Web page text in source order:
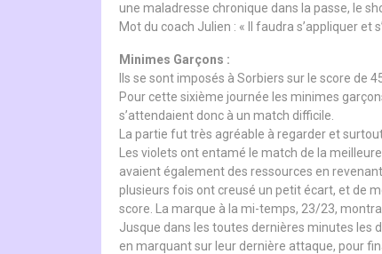
une maladresse chronique dans la passe, le
Mot du coach Julien : « Il faudra s’appliquer
Minimes Garçons :
Ils se sont imposés à Sorbiers sur le score de 45
Pour cette sixième journée les minimes
s’attendaient donc à un match difficile.
La partie fut très agréable à regarder et
Les violets ont entamé le match de la
avaient également des ressources en
plusieurs fois ont creusé un petit écart, et de
score. La marque à la mi-temps, 23/23,
Jusque dans les toutes dernières minutes les
en marquant sur leur dernière attaque, pour